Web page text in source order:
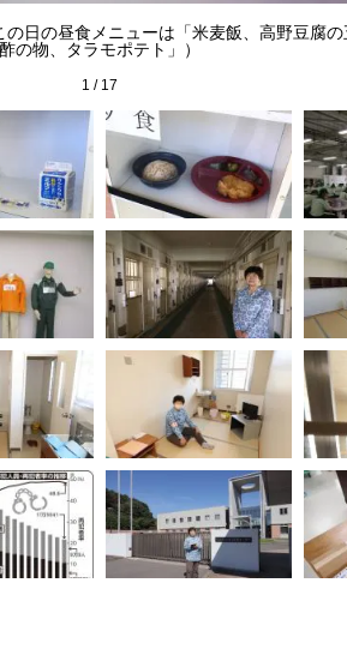
日の昼食メニューは「米麦飯、高野豆腐
酢の物、タラモポテト」）
1 / 17